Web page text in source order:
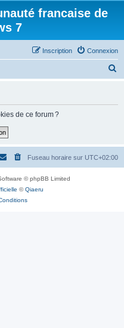
francaise de
7
Connexion
Inscription
h
de ce forum ?
Fuseau horaire sur UTC+02:00
© phpBB Limited
©Qiaeru